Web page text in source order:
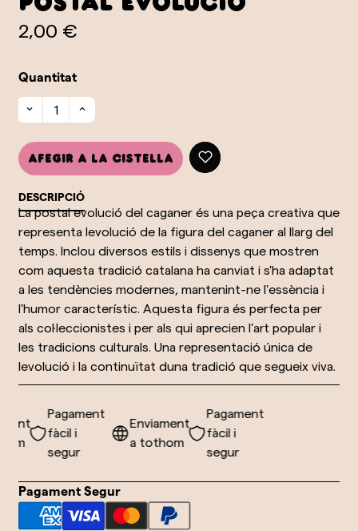
2,00 €
Quantitat
Afegir a la cistella
DESCRIPCIÓ
La postal evolució del caganer és una peça creativa que
representa levolució de la figura del caganer al llarg del
temps. Inclou diversos estils i dissenys que mostren
com aquesta tradició catalana ha canviat i s'ha adaptat
a les tendències modernes, mantenint-ne l'essència i
l'humor característic. Aquesta figura és perfecta per
als col·leccionistes i per als qui aprecien l'art popular i
les tradicions culturals. Una representació única de
levolució i la continuïtat duna tradició que segueix viva.
Pagament
fàcil i
segur
Enviament
a tothom
Pagament
fàcil i
segur
Pagament Segur